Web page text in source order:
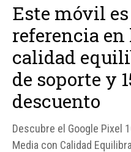
Este móvil
referencia
calidad
de soporte y
descuento
Descubre el Google Pixel
Media con Calidad